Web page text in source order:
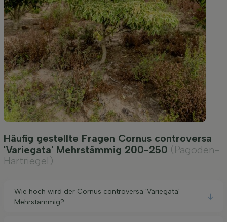
Häufig gestellte Fragen Cornus controversa
'Variegata' Mehrstämmig 200-250 (Pagoden-
Hartriegel)
Wie hoch wird der Cornus controversa 'Variegata'
Mehrstämmig?